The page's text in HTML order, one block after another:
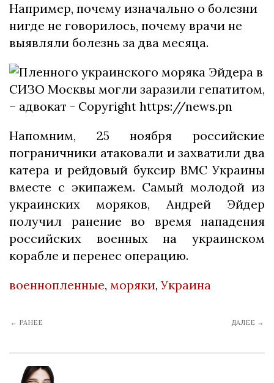
Например, почему изначально о болезни
нигде не говорилось, почему врачи не
выявляли болезнь за два месяца.
Напомним, 25 ноября российские
пограничники атаковали и захватили два
катера и рейдовый буксир ВМС Украины
вместе с экипажем. Самый молодой из
украинских моряков, Андрей Эйдер
получил ранение во время нападения
российских военных на украинском
корабле и перенес операцию.
военнопленные, моряки,Украина
← РАНЕЕ ДАЛЕЕ →